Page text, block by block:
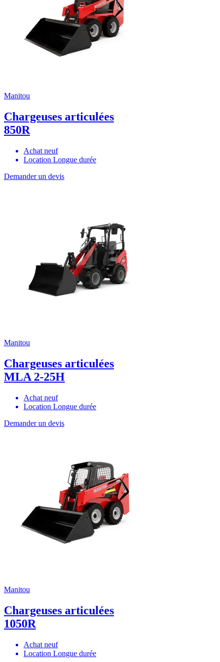
Manitou
Chargeuses articulées
850R
Achat neuf
Location Longue durée
Demander un devis
Manitou
Chargeuses articulées
MLA 2-25H
Achat neuf
Location Longue durée
Demander un devis
Manitou
Chargeuses articulées
1050R
Achat neuf
Location Longue durée